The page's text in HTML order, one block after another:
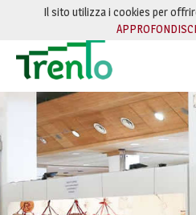
Salta al contenuto
Il sito utilizza i cookies per
APPROFONDISCI